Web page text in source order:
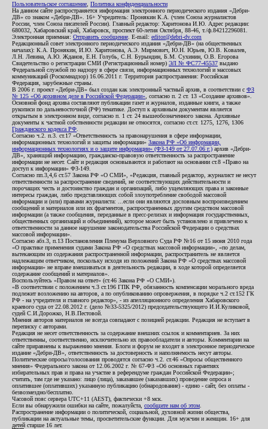
Пользовательское соглашение Политика конфиденциальности
На данном сайте распространяется информация электронного периодического издания «Дебри-
ДВ» со знаком «Дебри-ДВ». 16+ Учредитель: Пронякин К.А. (член Союза журналистов
России, член Союза писателей России). Главный редактор: Харитонова И.Ю. Адрес редакции:
680032, Хабаровский край, Хабаровск, проспект 60-летия Октября, 88-46, т./ф.84212296081.
Электронная приемная: Отправить сообщение . E-mail: editor@debri-dv.com
Редакционный совет электронного периодического издания «Дебри-ДВ» (на общественных
началах): К.А. Пронякин, И.Ю. Харитонова, А.Э. Мирмович, Ю.Н. Юрьев, Ю.В. Ковалев,
Л.Н. Левина, А.Ю. Жданов, Е.Н. Голубь, С.Н. Бурындин, Б.М. Сухинин, О.В. Егорова
Свидетельство о регистрации СМИ (Регистрационный номер) ЭЛ № ФС77-45537 выдано
Федеральной службой по надзору в сфере связи, информационных технологий и массовых
коммуникаций (Роскомнадзор) 16.06.2011 г. Территория распространения: Российская
Федерация, зарубежные страны.
В 2006 г. проект «Дебри-ДВ» был создан как электронный частный архив, в соответствии с ФЗ
№ 125 «Об архивном деле в Российской Федерации» , согласно п. 2 ст. 13 «Создание архивов».
Основной фонд архива составляют публикации газет и журналов, изданные книги, а также
рукописи по дальневосточной (РФ) тематике. Доступ к архивным документам является
открытым в электронном виде, согласно п. 1 ст. 24 вышеобозначенного закона. Архивные
документы к частной собственности редакции не относятся, согласно ст.ст. 1275, 1276, 1306
Гражданского кодекса РФ
Согласно ч.2. п.3. ст.17 «Ответственность за правонарушения в сфере информации,
информационных технологий и защиты информации» Закона РФ «Об информации,
информационных технологиях и о защите информации» (ФЗ-149 от 27.07.06 г.) архив «Дебри-
ДВ», хранящий информацию, гражданско-правовую ответственность за распространение
информации не несет. Сайт и редакция основываются и работают на основании ст.8 «Право на
доступ к информации» ФЗ-149.
Согласно пп.3,4,6 ст.57 Закона РФ «О СМИ», «Редакция, главный редактор, журналист не несут
ответственности за распространение сведений, не соответствующих действительности и
порочащих честь и достоинство граждан и организаций, либо ущемляющих права и законные
интересы граждан, либо представляющих собой злоупотребление свободой массовой
информации и (или) правами журналиста: ...если они являются дословным воспроизведением
сообщений и материалов или их фрагментов, распространенных другим средством массовой
информации (а также сообщения, переданные в пресс-релизах и информация государственных,
общественных организаций и объединений), которое может быть установлено и привлечено к
ответственности за данное нарушение законодательства Российской Федерации о средствах
массовой информации».
Согласно абз.3, п.13 Постановления Пленума Верховного Суда РФ №16 от 15 июня 2010 года
«О практике применения судами Закона РФ «О средствах массовой информации», «по делам,
вытекающим из содержания распространенной информации, распространитель не является
надлежащим ответчиком, поскольку исходя из положений Закона РФ «О средствах массовой
информации» не вправе вмешиваться в деятельность редакции, в ходе которой определяется
содержание сообщений и материалов».
Воспользуйтесь «Правом на ответ» (ст.46 Закона РФ «О СМИ»).
«В соответствии с положением ч.3 ст.196 ГПК РФ, обязанность компенсации морального вреда
подлежит возложению на авторов, а по опубликованию опровержения, в порядке ч.2 ст.152 ГК
РФ - на учредителя и главного редактор», - из апелляционного определения Хабаровского
краевого суда от 22.08.2012 г. (дело №33-5325/2012) председательствующего И.И.Куликовой,
судей С.И.Дорожко, Н.В.Пестовой.
Мнения авторов материалов не всегда совпадают с позицией редакции. Редакция не вступает в
переписку с авторами.
Редакция не несет ответственность за содержание внешних ссылок и комментариев. За них
ответственны, соответственно, исключительно их правообладатели и авторы. Комментарии на
сайте приравнены к выражению мнения. Блоги и форум не входят в электронное периодическое
издание «Дебри-ДВ», ответственность за достоверность и наполняемость несут авторы.
Политические опросы/голосования проводятся согласно ч.2. ст.46 «Опросы общественного
мнения» Федерального закона от 12.06.2002 г. № 67-ФЗ «Об основных гарантиях
избирательных прав и права на участие в референдуме граждан Российской Федерации»;
считать, там где не указано: лицо (лица), заказавшее (заказавших) проведение опроса и
оплатившее (оплативших) указанную публикацию (обнародование) - едино - сайт, без оплаты -
безвозмездно/бесплатно.
Часовой пояс сервера UTC+11 (AEST), фактически +8 мск.
Если вы обнаружили ошибки на сайте, пожалуйста, сообщите нам об этом
Распространение информации о политической, социальной, духовной жизни общества,
публикации на актуальные темы, просветительские функции. Для мужчин и женщин. 16+ для
детей старше 16 лет.